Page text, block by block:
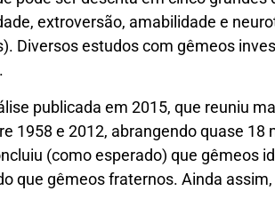
extroversão, amabilidade e
Diversos estudos com gêmeos
publicada em 2015, que reuniu
1958 e 2012, abrangendo quase
(como esperado) que gêmeos
que gêmeos fraternos. Ainda